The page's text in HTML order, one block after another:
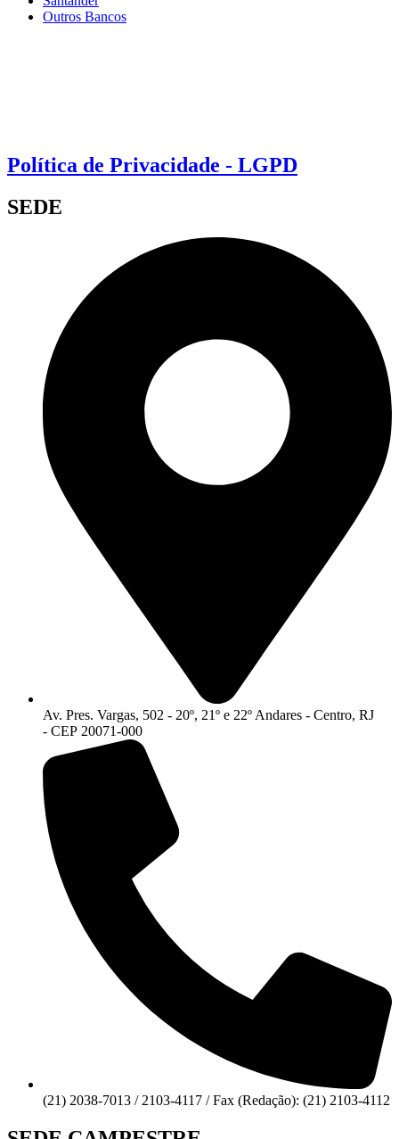
Outros Bancos
Política de Privacidade - LGPD
SEDE
Av. Pres. Vargas, 502 - 20º, 21º e 22º Andares - Centro, RJ
- CEP 20071-000
(21) 2038-7013 / 2103-4117 / Fax (Redação): (21) 2103-4112